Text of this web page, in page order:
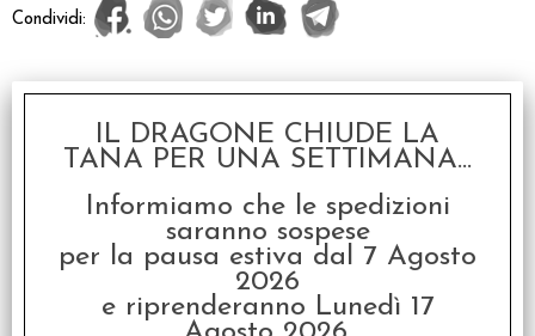
Condividi:
| Recensioni Google >
Servizi
Stampa
Descrizione
IL DRAGONE CHIUDE LA
TANA PER UNA SETTIMANA...
Informiamo che le spedizioni
saranno sospese
per la pausa estiva dal 7 Agosto
2026
e riprenderanno Lunedì 17